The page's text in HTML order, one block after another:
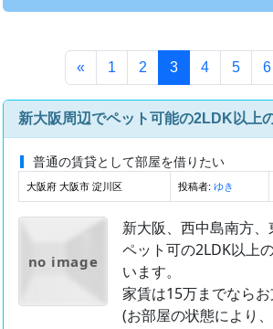
« 1 2 3(このページ)
4 5 6
普通の賃貸として部屋を借りたい
大阪府 大阪市 淀川区 投稿者: ゆき
no image
新大阪、西中島南方、
ペット可の2LDK以上
います。
家賃は15万までなら
(お部屋の状態により